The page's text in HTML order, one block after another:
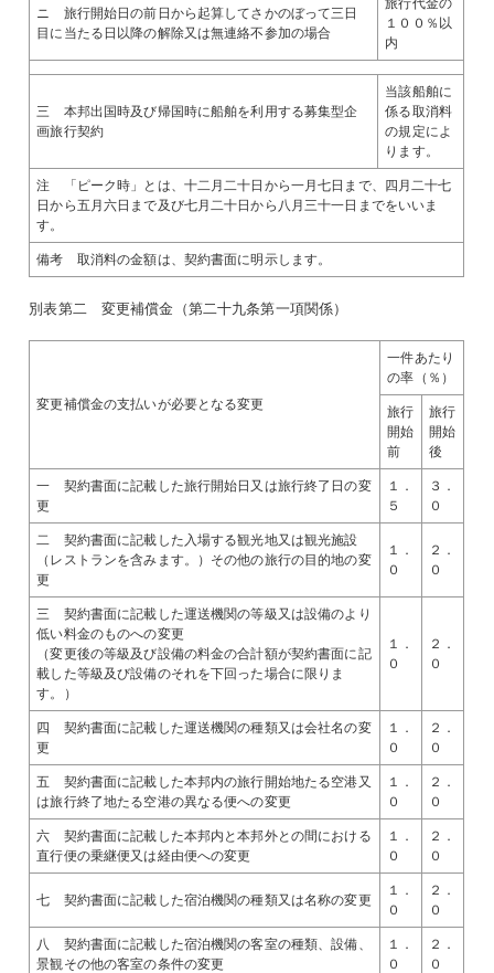
ニ 旅行開始日の前日から起算してさかのぼって三日
目に当たる日以降の解除又は無連絡不参加の場合
１００％以
内
三 本邦出国時及び帰国時に船舶を利用する募集型企
画旅行契約
当該船舶に
係る取消料
の規定によ
ります。
注 「ピーク時」とは、十二月二十日から一月七日まで、四月二十七
日から五月六日まで及び七月二十日から八月三十一日までをいいま
す。
備考 取消料の金額は、契約書面に明示します。
別表第二 変更補償金（第二十九条第一項関係）
変更補償金の支払いが必要となる変更
一件あたり
の率（％）
旅行
開始
前
旅行
開始
後
一 契約書面に記載した旅行開始日又は旅行終了日の変
更
１．
５
３．
０
二 契約書面に記載した入場する観光地又は観光施設
（レストランを含みます。）その他の旅行の目的地の変
更
１．
０
２．
０
三 契約書面に記載した運送機関の等級又は設備のより
低い料金のものへの変更
（変更後の等級及び設備の料金の合計額が契約書面に記
載した等級及び設備のそれを下回った場合に限りま
す。）
１．
０
２．
０
四 契約書面に記載した運送機関の種類又は会社名の変
更
１．
０
２．
０
五 契約書面に記載した本邦内の旅行開始地たる空港又
は旅行終了地たる空港の異なる便への変更
１．
０
２．
０
六 契約書面に記載した本邦内と本邦外との間における
直行便の乗継便又は経由便への変更
１．
０
２．
０
七 契約書面に記載した宿泊機関の種類又は名称の変更
１．
０
２．
０
八 契約書面に記載した宿泊機関の客室の種類、設備、
景観その他の客室の条件の変更
１．
０
２．
０